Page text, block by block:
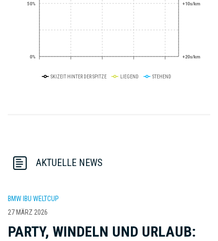
0%
50% +10s/km
+20s/km
SKIZEIT HINTER DER SPITZE LIEGEND STEHEND
AKTUELLE NEWS
BMW IBU WELTCUP
27 MÄRZ 2026
PARTY, WINDELN UND URLAUB: